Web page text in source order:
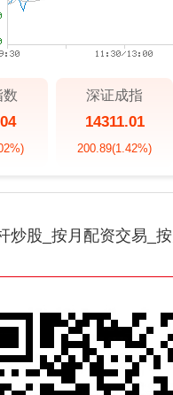
数 深证成指
14311.01
200.89(1.42%)
炒股_按月配资交易_